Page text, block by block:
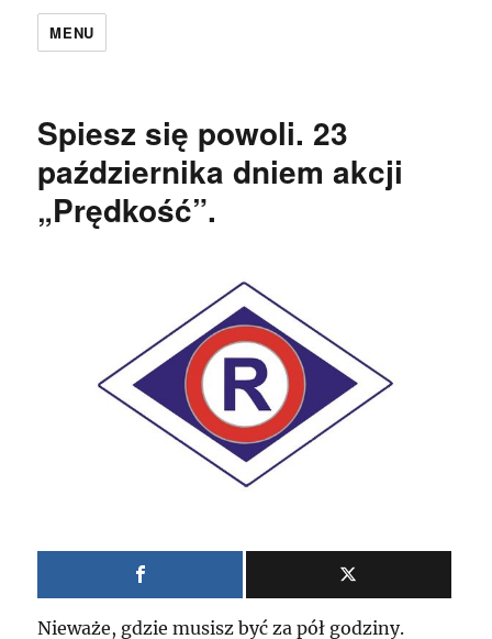
MENU
Spiesz się powoli. 23
października dniem akcji
„Prędkość”.
Nieważe, gdzie musisz być za pół godziny.